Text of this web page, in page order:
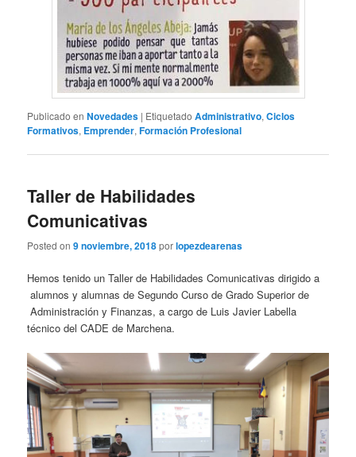
Publicado en Novedades | Etiquetado Administrativo,Ciclos
Formativos, Emprender,Formación Profesional
Taller de Habilidades
Comunicativas
Posted on9 noviembre, 2018porlopezdearenas
Hemos tenido un Taller de Habilidades Comunicativas dirigido a
alumnos y alumnas de Segundo Curso de Grado Superior de
Administración y Finanzas, a cargo de Luis Javier Labella
técnico del CADE de Marchena.